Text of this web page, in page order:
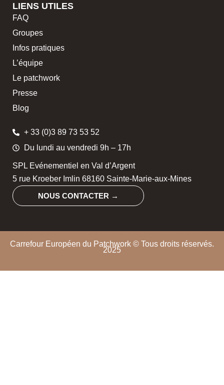
LIENS UTILES
FAQ
Groupes
Infos pratiques
L’équipe
Le patchwork
Presse
Blog
+ 33 (0)3 89 73 53 52
Du lundi au vendredi 9h – 17h
SPL Evénementiel en Val d’Argent
5 rue Kroeber Imlin 68160 Sainte-Marie-aux-Mines
NOUS CONTACTER →
Carrefour Européen du Patchwork © Tous droits réservés.
2025